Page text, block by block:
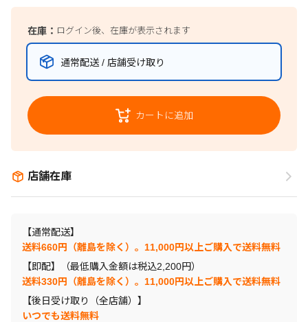
在庫： ログイン後、在庫が表示されます
通常配送 / 店舗受け取り
カートに追加
店舗在庫
【通常配送】
送料660円（離島を除く）。11,000円以上ご購入で送料無料
【即配】（最低購入金額は税込2,200円）
送料330円（離島を除く）。11,000円以上ご購入で送料無料
【後日受け取り（全店舗）】
いつでも送料無料